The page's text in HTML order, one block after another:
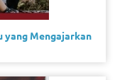
yang Mengajarkan